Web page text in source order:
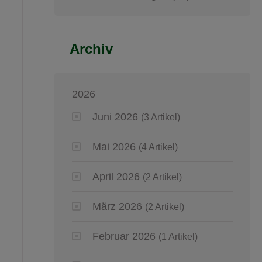
Archiv
2026
Juni 2026 (3 Artikel)
Mai 2026 (4 Artikel)
April 2026 (2 Artikel)
März 2026 (2 Artikel)
Februar 2026 (1 Artikel)